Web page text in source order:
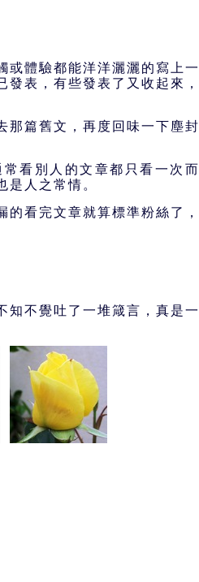
或體驗都能洋洋灑灑的寫上一
表，有些發表了又收起來，
那篇舊文，再度回味一下塵封
常看別人的文章都只看一次而
是人之常情。
看完文章就算標準粉絲了，
知不覺吐了一堆箴言，真是一